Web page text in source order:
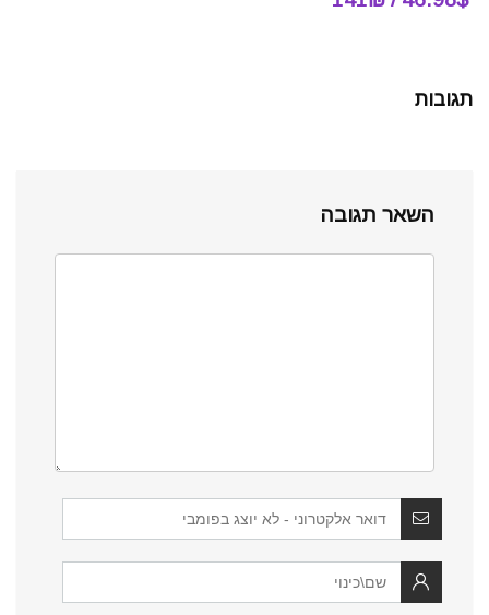
תגובות
השאר תגובה